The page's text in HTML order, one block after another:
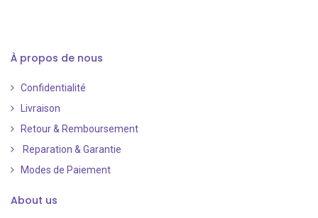
À propos de nous
Confidentialité
Livraison
Retour & Remboursement
Reparation & Garantie
Modes de Paiement
About us